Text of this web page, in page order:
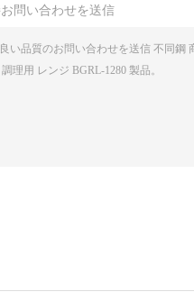
問い合わせを送信